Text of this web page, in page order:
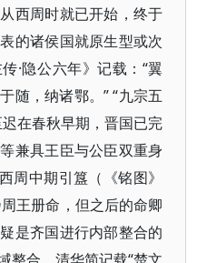
西周时就已开始，终于
的诸侯国就原生型或次
·隐公六年》记载：“翼
随，纳诸鄂。” “九宗五
在春秋早期，晋国已完
兼具王臣与公臣双重身
周中期引簋（《铭图》
王册命，但之后的命卿
是齐国进行内部整合的